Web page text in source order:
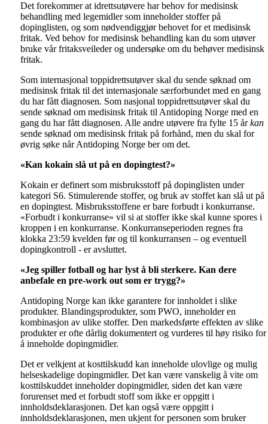
Det forekommer at idrettsutøvere har behov for medisinsk
behandling med legemidler som inneholder stoffer på
dopinglisten, og som nødvendiggjør behovet for et medisinsk
fritak. Ved behov for medisinsk behandling kan du som utøver
bruke vår fritaksveileder og undersøke om du behøver medisinsk
fritak.
Som internasjonal toppidrettsutøver skal du sende søknad om
medisinsk fritak til det internasjonale særforbundet med en gang
du har fått diagnosen. Som nasjonal toppidrettsutøver skal du
sende søknad om medisinsk fritak til Antidoping Norge med en
gang du har fått diagnosen. Alle andre utøvere fra fylte 15 årkan
sende søknad om medisinsk fritak på forhånd, men du skal for
øvrig søke når Antidoping Norge ber om det.
«Kan kokain slå ut på en dopingtest?»
Kokain er definert som misbruksstoff på dopinglisten under
kategori S6. Stimulerende stoffer, og bruk av stoffet kan slå ut på
en dopingtest. Misbruksstoffene er bare forbudt i konkurranse.
«Forbudt i konkurranse» vil si at stoffer ikke skal kunne spores i
kroppen i en konkurranse. Konkurranseperioden regnes fra
klokka 23:59 kvelden før og til konkurransen – og eventuell
dopingkontroll - er avsluttet.
«Jeg spiller fotball og har lyst å bli sterkere. Kan dere
anbefale en pre-work out som er trygg?»
Antidoping Norge kan ikke garantere for innholdet i slike
produkter. Blandingsprodukter, som PWO, inneholder en
kombinasjon av ulike stoffer. Den markedsførte effekten av slike
produkter er ofte dårlig dokumentert og vurderes til høy risiko for
å inneholde dopingmidler.
Det er velkjent at kosttilskudd kan inneholde ulovlige og mulig
helseskadelige dopingmidler. Det kan være vanskelig å vite om
kosttilskuddet inneholder dopingmidler, siden det kan være
forurenset med et forbudt stoff som ikke er oppgitt i
innholdsdeklarasjonen. Det kan også være oppgitt i
innholdsdeklarasjonen, men ukjent for personen som bruker